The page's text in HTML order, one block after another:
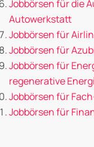
Jobbörsen für die
Autowerkstatt
Jobbörsen für
Jobbörsen für
Jobbörsen für
regenerative
Jobbörsen für
Jobbörsen für